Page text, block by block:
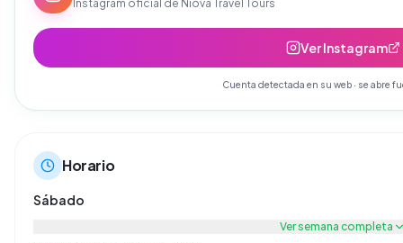
Instagram oficial de Niova Travel Tours
Ver Instagram
Cuenta detectada en su web · se abre
Horario
Sábado
Ver semana completa